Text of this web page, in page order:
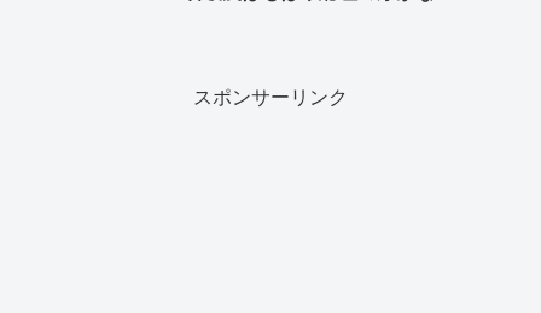
スポンサーリンク